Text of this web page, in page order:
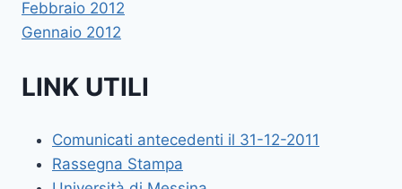
Febbraio 2012
Gennaio 2012
LINK UTILI
Comunicati antecedenti il 31-12-2011
Rassegna Stampa